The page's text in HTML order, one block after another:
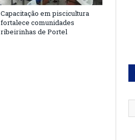
Capacitação em piscicultura
fortalece comunidades
ribeirinhas de Portel